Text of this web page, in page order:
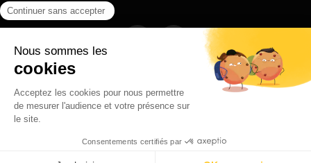
Instagram
CONTACT
POLITIQUE DE CONFIDENTIALITÉ
© 2026 Ilyfunet communication